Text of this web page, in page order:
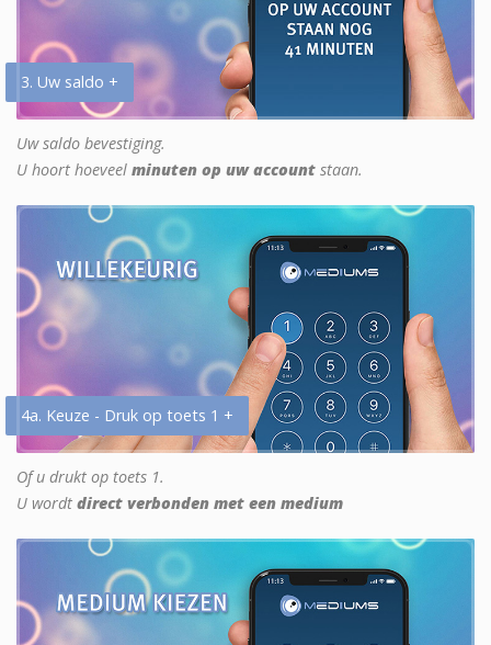
3. Uw saldo +
Uw saldo bevestiging.
U hoort hoeveel minuten op uw account staan.
4a. Keuze - Druk op toets 1 +
Of u drukt op toets 1.
U wordt direct verbonden met een medium